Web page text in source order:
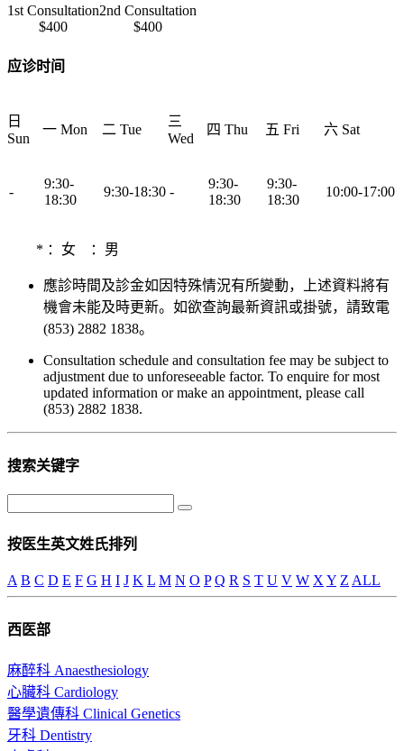
1st Consultation2nd Consultation
$400
$400
应诊时间
日
Sun
一 Mon 二 Tue
三
Wed
四 Thu 五 Fri 六 Sat
-
9:30-
18:30
9:30-18:30 -
9:30-
18:30
9:30-
18:30
10:00-17:00
* ：女 ：男
應診時間及診金如因特殊情況有所變動，上述資料將有
機會未能及時更新。如欲查詢最新資訊或掛號，請致電
(853) 2882 1838。
Consultation schedule and consultation fee may be subject to
adjustment due to unforeseeable factor. To enquire for most
updated information or make an appointment, please call
(853) 2882 1838.
搜索关键字
按医生英文姓氏排列
A B C D E F G H I J K L M N O P Q R S T U V W XY Z ALL
西医部
麻醉科 Anaesthesiology
心臟科 Cardiology
醫學遺傳科 Clinical Genetics
牙科 Dentistry